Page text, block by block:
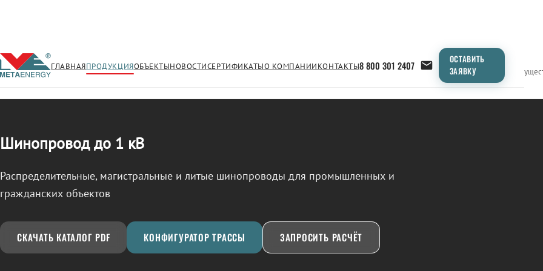
ГЛАВНАЯПРОДУКЦИЯОБЪЕКТЫНОВОСТИСЕРТИФИКАТЫО КОМПАНИИКОНТАКТЫ8 800 301 2407
ОСТАВИТЬ
ЗАЯВКУ
← Продукция/ШИНОПРОВОД Применение Продукция ТипоразмерыСравнение
Шинопровод до 1 кВ
Распределительные, магистральные и литые шинопроводы для промышленных и
гражданских объектов
СКАЧАТЬ КАТАЛОГ PDF КОНФИГУРАТОР ТРАССЫ ЗАПРОСИТЬ РАСЧЁТ